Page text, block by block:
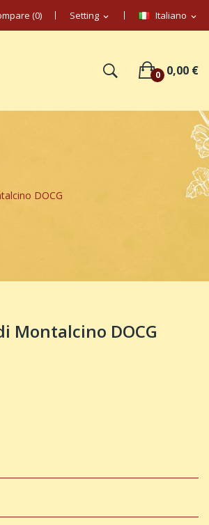
Italiano expand_more
Setting expand_more
(0)
0 0,00 €
DOCG
Montalcino DOCG